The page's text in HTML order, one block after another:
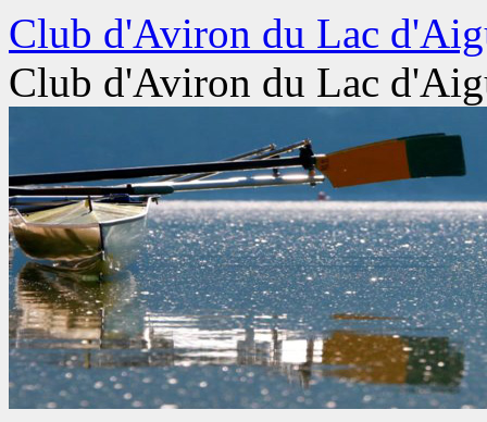
Aller
au
contenu
Club d'Aviron du Lac
Club d'Aviron du Lac